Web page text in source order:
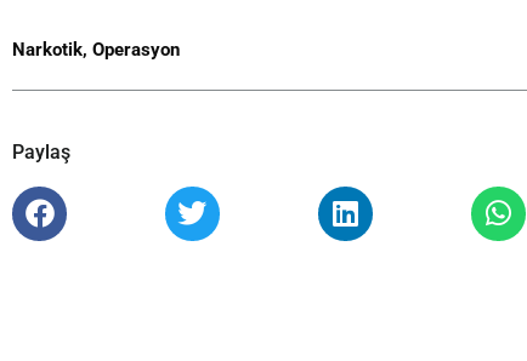
Narkotik, Operasyon
Paylaş